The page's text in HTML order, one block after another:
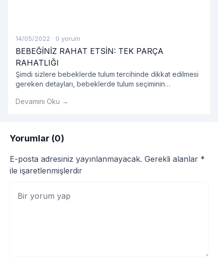
14/05/2022 · 0 yorum
BEBEĞİNİZ RAHAT ETSİN: TEK PARÇA
RAHATLIĞI
Şimdi sizlere bebeklerde tulum tercihinde dikkat edilmesi
gereken detayları, bebeklerde tulum seçiminin
tüm detayları sırasıyla açıklayalım.
Devamını Oku →
Yorumlar (0)
E-posta adresiniz yayınlanmayacak. Gerekli alanlar *
ile işaretlenmişlerdir